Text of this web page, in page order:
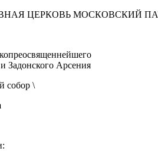
ЦЕРКОВЬ МОСКОВСКИЙ
Задонского Арсения